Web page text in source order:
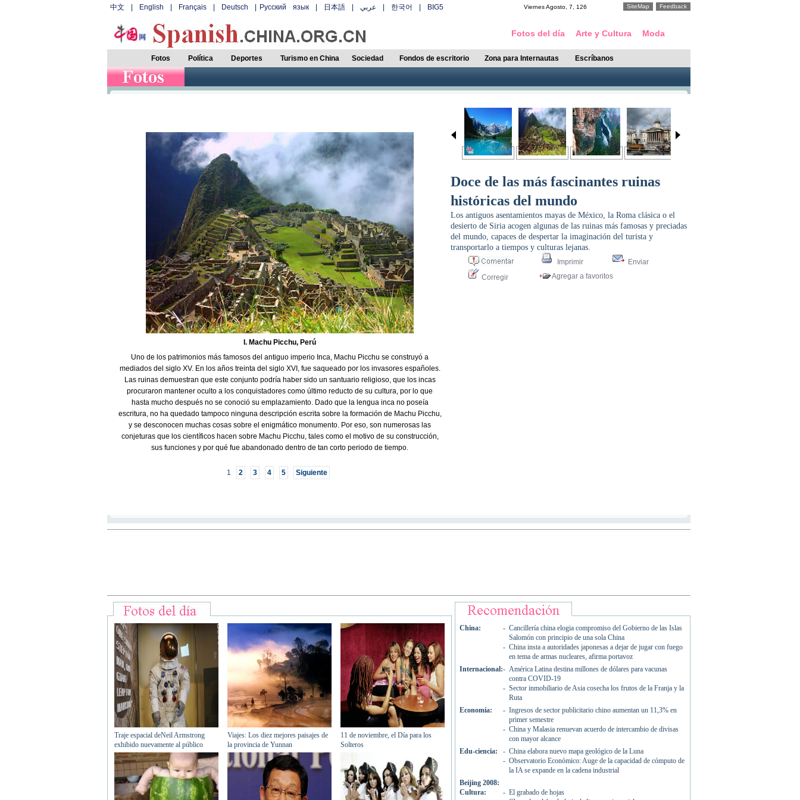
中文 English Français| Deutsch Русский язык| 日本語| عربي 한국어 BIG5 Feedback
SiteMap
ViernesAgosto, 7 126
Fotos del día Arte y Cultura Moda
Fotos Política Deportes Turismo en China Sociedad Fondos de escritorio Zona para Internautas Escríbanos
I. Machu Picchu, Perú
Uno de los patrimonios más famosos del antiguo imperio Inca, Machu Picchu se construyó a
mediados del siglo XV. En los años treinta del siglo XVI, fue saqueado por los invasores españoles.
Las ruinas demuestran que este conjunto podría haber sido un santuario religioso, que los incas
procuraron mantener oculto a los conquistadores como último reducto de su cultura, por lo que
hasta mucho después no se conoció su emplazamiento. Dado que la lengua inca no poseía
escritura, no ha quedado tampoco ninguna descripción escrita sobre la formación de Machu Picchu,
y se desconocen muchas cosas sobre el enigmático monumento. Por eso, son numerosas las
conjeturas que los científicos hacen sobre Machu Picchu, tales como el motivo de su construcción,
sus funciones y por qué fue abandonado dentro de tan corto periodo de tiempo.
1 2 3 4 5 Siguiente
Doce de las más fascinantes ruinas
históricas del mundo
Los antiguos asentamientos mayas de México, la Roma clásica o el
desierto de Siria acogen algunas de las ruinas más famosas y preciadas
del mundo, capaces de despertar la imaginación del turista y
transportarlo a tiempos y culturas lejanas.
Imprimir
Enviar
Corregir
Agregar a favoritos